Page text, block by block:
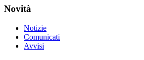
Novità
Notizie
Comunicati
Avvisi